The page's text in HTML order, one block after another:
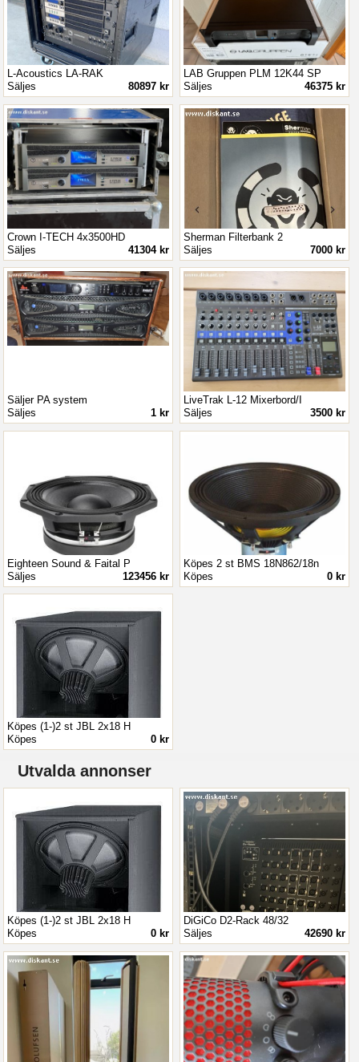
L-Acoustics LA-RAK
80897 kr
Säljes
LAB Gruppen PLM 12K44 SP
46375 kr
Säljes
Crown I-TECH 4x3500HD
41304 kr
Säljes
Sherman Filterbank 2
7000 kr
Säljes
Säljer PA system
1 kr
Säljes
LiveTrak L-12 Mixerbord/I
3500 kr
Säljes
Eighteen Sound & Faital P
123456 kr
Säljes
Köpes 2 st BMS 18N862/18n
0 kr
Köpes
Köpes (1-)2 st JBL 2x18 H
0 kr
Köpes
Utvalda annonser
Köpes (1-)2 st JBL 2x18 H
0 kr
Köpes
DiGiCo D2-Rack 48/32
42690 kr
Säljes